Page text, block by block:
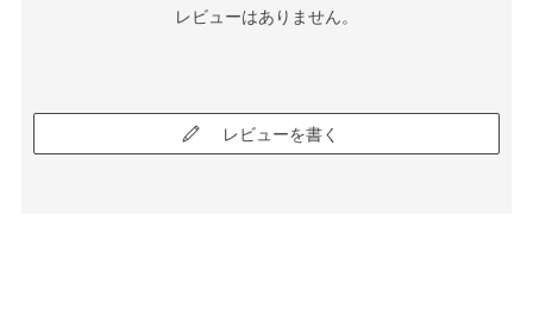
レビューはありません。
レビューを書く